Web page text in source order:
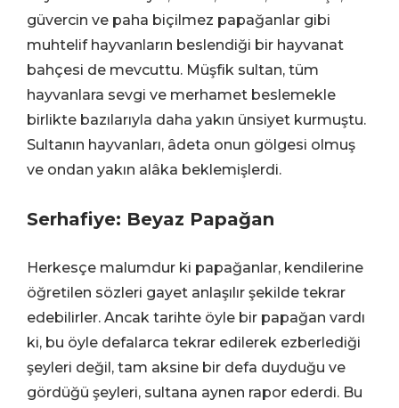
güvercin ve paha biçilmez papağanlar gibi
muhtelif hayvanların beslendiği bir hayvanat
bahçesi de mevcuttu. Müşfik sultan, tüm
hayvanlara sevgi ve merhamet beslemekle
birlikte bazılarıyla daha yakın ünsiyet kurmuştu.
Sultanın hayvanları, âdeta onun gölgesi olmuş
ve ondan yakın alâka beklemişlerdi.
Serhafiye: Beyaz Papağan
Herkesçe malumdur ki papağanlar, kendilerine
öğretilen sözleri gayet anlaşılır şekilde tekrar
edebilirler. Ancak tarihte öyle bir papağan vardı
ki, bu öyle defalarca tekrar edilerek ezberlediği
şeyleri değil, tam aksine bir defa duyduğu ve
gördüğü şeyleri, sultana aynen rapor ederdi. Bu